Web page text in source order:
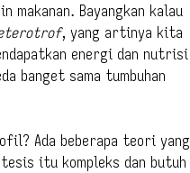
Bayangkan kalau
, yang artinya kita
energi dan nutrisi
banget sama tumbuhan
Ada beberapa teori yang
itu kompleks dan butuh